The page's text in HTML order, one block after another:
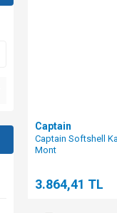
Captain
Captain Softshell
Mont
3.864,41 TL